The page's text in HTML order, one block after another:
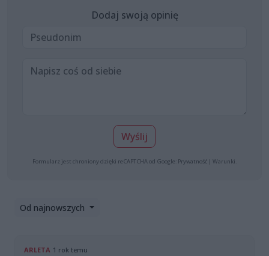
Dodaj swoją opinię
Wyślij
Formularz jest chroniony dzięki reCAPTCHA od Google: Prywatność | Warunki
Od najnowszych
ARLETA 1 rok temu